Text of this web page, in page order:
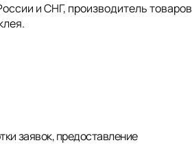
и СНГ, производитель товаров
заявок, предоставление